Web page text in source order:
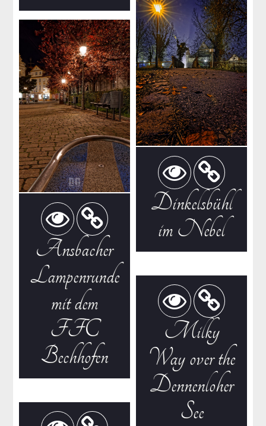
Dinkelsbühl
im Nebel
Ansbacher
Lampenrunde
mit dem
FFC
Bechhofen
Milky
Way over the
Dennenloher
See